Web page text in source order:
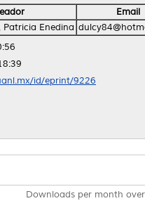
Email
Patricia Enedina
id/eprint/9226
Downloads per month